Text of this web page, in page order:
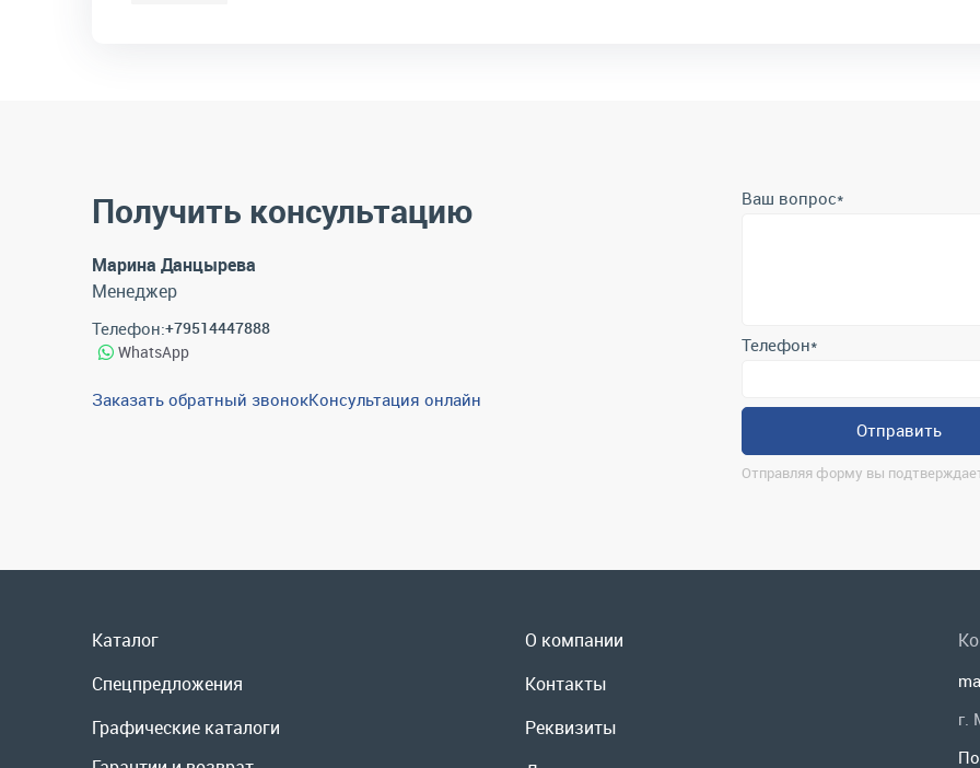
Получить консультацию
Марина Данцырева
Менеджер
Телефон:+79514447888
WhatsApp
Заказать обратный звонокКонсультация онлайн
Ваш вопрос*
Каталог
Гарантии и возврат
Скидки
О компании
г.